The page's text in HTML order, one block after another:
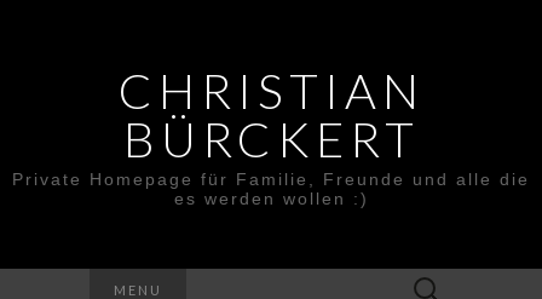
CHRISTIAN
BÜRCKERT
Private Homepage für Familie, Freunde und alle die
es werden wollen :)
MENU
Search